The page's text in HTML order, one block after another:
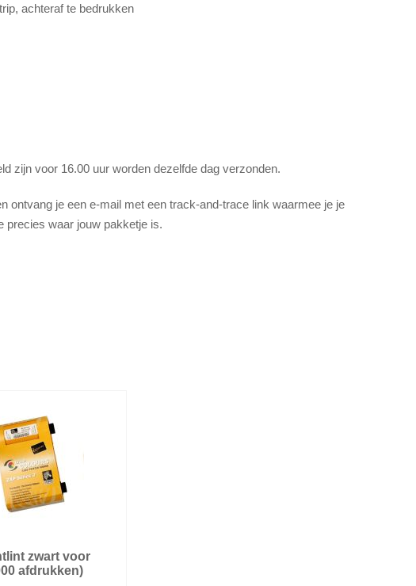
achteraf te bedrukken
zijn voor 16.00 uur worden dezelfde dag verzonden.
ontvang je een e-mail met een track-and-trace link waarmee je je
precies waar jouw pakketje is.
zwart voor
afdrukken)